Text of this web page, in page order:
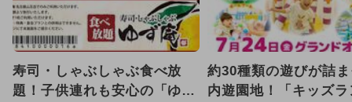
2024年12月のイベント
2025年10月のイベント
2024年7月のイベント
寿司・しゃぶしゃぶ食べ放
題！子供連れも安心の「ゆず
約30種類の遊びが詰
内遊園地！「キッズラ